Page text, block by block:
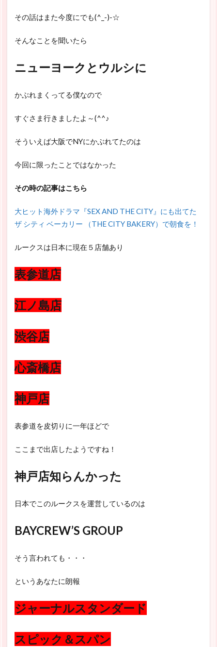
その話はまた今度にでも(^_-)-☆
そんなことを聞いたら
ニューヨークとウルシに
かぶれまくってる僕なので
すぐさま行きましたよ～(^^♪
そういえば大阪でNYにかぶれてたのは
今回に限ったことではなかった
その時の記事はこちら
大ヒット海外ドラマ『SEX AND THE CITY』にも出てた
ザ シティ ベーカリー （THE CITY BAKERY）で朝食を！
ルークスは日本に現在５店舗あり
表参道店
江ノ島店
渋谷店
心斎橋店
神戸店
表参道を皮切りに一年ほどで
ここまで出店したようですね！
神戸店知らんかった
日本でこのルークスを運営しているのは
BAYCREW’S GROUP
そう言われても・・・
というあなたに朗報
ジャーナルスタンダード
スピック＆スパン